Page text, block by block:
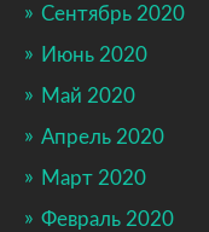
Сентябрь 2020
Июнь 2020
Май 2020
Апрель 2020
Март 2020
Февраль 2020